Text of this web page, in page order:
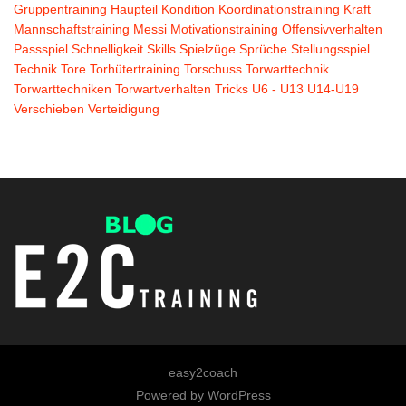
Gruppentraining Haupteil Kondition Koordinationstraining Kraft
Mannschaftstraining Messi Motivationstraining Offensivverhalten
Passspiel Schnelligkeit Skills Spielzüge Sprüche Stellungsspiel
Technik Tore Torhütertraining Torschuss Torwarttechnik
Torwarttechniken Torwartverhalten Tricks U6 - U13 U14-U19
Verschieben Verteidigung
easy2coach
Powered by WordPress